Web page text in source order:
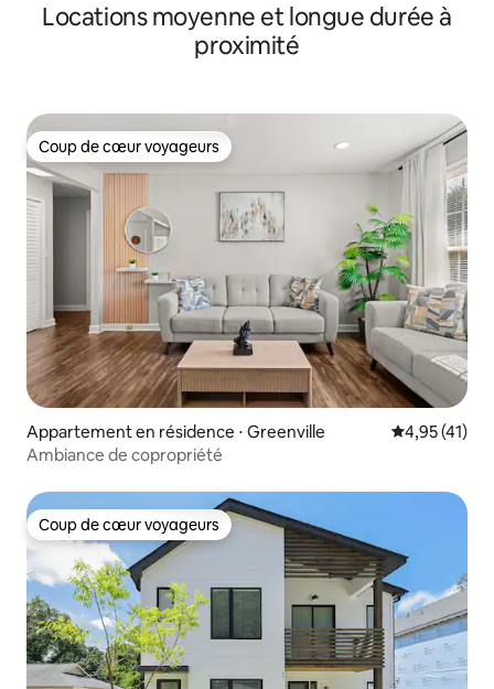
Locations moyenne et longue durée à
proximité
Coup de cœur voyageurs
Coup de cœur voyageurs
Appartement en résidence ⋅ Greenville Évaluation
4,95 (41)
Ambiance de copropriété
Coup de cœur voyageurs
Coup de cœur voyageurs